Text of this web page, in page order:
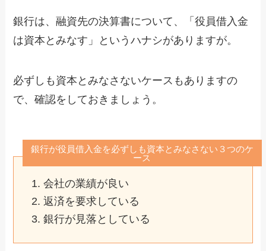
銀行は、融資先の決算書について、「役員借入金
は資本とみなす」というハナシがありますが。
必ずしも資本とみなさないケースもありますの
で、確認をしておきましょう。
銀行が役員借入金を必ずしも資本とみなさない３つのケ
ース
会社の業績が良い
返済を要求している
銀行が見落としている